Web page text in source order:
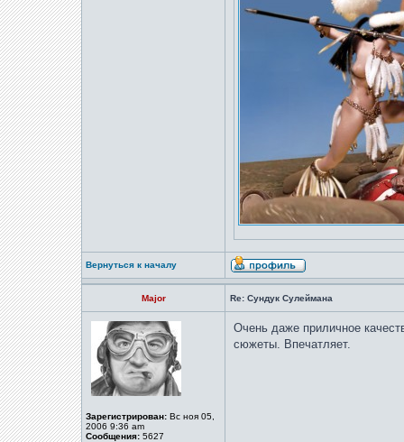
Вернуться к началу
Major Re: Сундук Сулеймана
Зарегистрирован: Вс ноя 05,
2006 9:36 am
Сообщения: 5627
Очень даже приличное
сюжеты. Впечатляет.